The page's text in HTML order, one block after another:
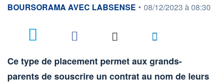
information fournie par
BOURSORAMA AVEC LABSENSE • 08/12/2023 à 08:30
Ce type de placement permet aux grands-
parents de souscrire un contrat au nom de leurs